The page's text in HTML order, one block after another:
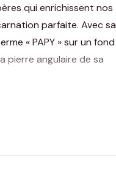
qui enrichissent nos
parfaite. Avec sa
« PAPY » sur un fond
pierre angulaire de sa
décontractées ou
une gamme de tailles